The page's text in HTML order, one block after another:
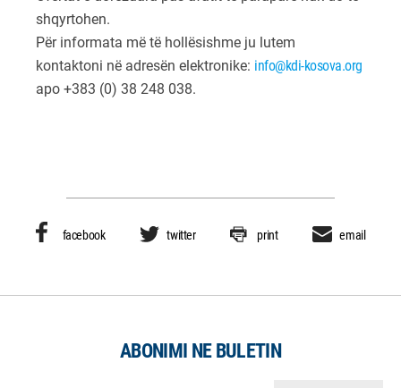
shqyrtohen.
Për informata më të hollësishme ju lutem
kontaktoni në adresën elektronike: info@kdi-kosova.org
apo +383 (0) 38 248 038.
facebook twitter print email
ABONIMI NE BULETIN